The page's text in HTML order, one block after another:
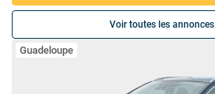
Voir toutes les annonces
Guadeloupe